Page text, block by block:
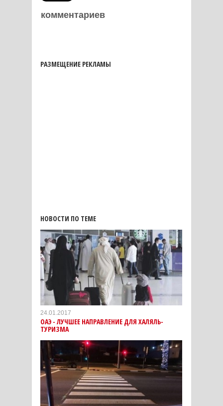
комментариев
РАЗМЕЩЕНИЕ РЕКЛАМЫ
НОВОСТИ ПО ТЕМЕ
24.01.2017
ОАЭ - ЛУЧШЕЕ НАПРАВЛЕНИЕ ДЛЯ ХАЛЯЛЬ-
ТУРИЗМА